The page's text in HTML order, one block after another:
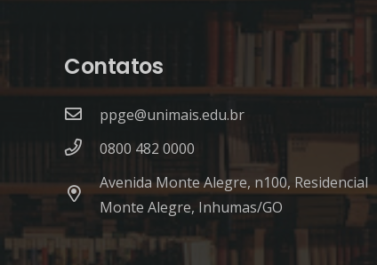
Contatos
ppge@unimais.edu.br
0800 482 0000
Avenida Monte Alegre, n100, Residencial
Monte Alegre, Inhumas/GO